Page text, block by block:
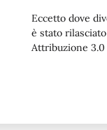
Eccetto dove
è stato
Attribuzione 3.0